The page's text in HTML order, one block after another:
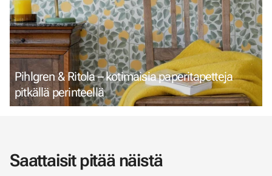
Pihlgren & Ritola – kotimaisia paperitapetteja
pitkällä perinteellä
Saattaisit pitää näistä